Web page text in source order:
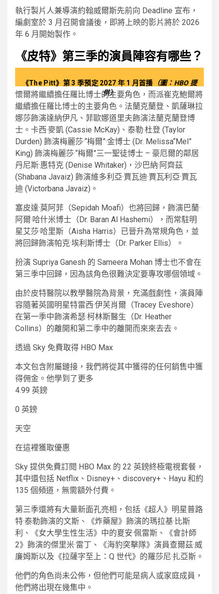
執行製片人兼導演約翰威爾斯先前向 Deadline 宣布，
編劇室於 3 月召開會議後，即將上映的影片將於 2026
年 6 月開始製作。
《皮特》第三季的演員陣容有哪些？
《The Pitt》第 3 季預定 2027 年 1 月首播 （圖：HBO 提
供）
懷爾將繼續擔任羅比博士的主要角色，而派崔克鮑爾將
繼續擔任羅比博士的主要角色。法蘭克蘭登、凱薩琳拉
娜莎飾演達納伊凡、菲歐娜道里夫飾演法蘭克蘭登博
士。卡西·麥凱 (Cassie McKay)、泰勒·杜登 (Taylor
Durden) 飾演梅麗莎·“梅爾”·金博士 (Dr. Melissa“Mel”
King) 飾演梅麗莎·“梅爾”三一聖徒博士 – 豪厄爾的鄰居
丹尼斯·惠特克 (Denise Whitaker)，沙巴納·阿齊茲
(Shabana Javaiz) 飾演維多利亞·賈瓦迪·賈瓦利亞·賈瓦
迪 (Victorbana Javaiz)。
塞皮達·莫阿菲（Sepidah Moafi）也將回歸，飾演巴蘭·
阿爾·哈什米博士（Dr. Baran Al Hashemi），而常駐明
星艾莎·哈里斯（Aisha Harris）已晉升為常規角色，並
將回歸飾演帕克·埃利斯博士（Dr. Parker Ellis）。
扮演 Supriya Ganesh 的 Sameera Mohan 博士也不會在
第三季中回歸，因為該角色很難決定要專攻哪個領域。
由於皮特醫院以教學醫院為背景，充滿戲劇性，演員陣
容隨著英國明星特雷西·伊芙肖爾（Tracey Eveshore）
在第一季中飾演希瑟·柯林斯醫生（Dr. Heather
Collins）的離開和第二季中的離開而來來去去。
透過 Sky 免費取得 HBO Max
本文包含附屬鏈接，我們將從其中獲得的任何銷售中獲
得佣金。他學到了更多
4.99 英鎊
0 英鎊
天空
在這裡獲取優惠
Sky 提供免費訂閱 HBO Max 的 22 英鎊終極電視套餐，
其中還包括 Netflix、Disney+、discovery+、Hayu 和約
135 個頻道，無需額外付費。
第三季還將有大量新面孔亮相，包括《超人》明星普路
特·泰勒飾演的文斯、《炸藥屋》飾演的瑪拉基·比斯
利、《女大學生性生活》中的夏安·佩雷斯、《會計師
2》飾演的傑里米·雷丁、《海豹突擊隊》演員查爾茲·威
廉姆斯以及《拉薩字至上：Q 世代》的羅莎尼·扎亞斯。
他們的角色尚未公佈，但他們可能是病人或家庭成員，
他們將出現在幾集中。